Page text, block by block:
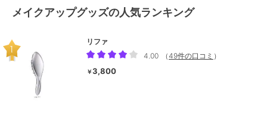
メイクアップグッズの人気ランキング
リファ
4.00
（49件の口コミ ）
￥3,800